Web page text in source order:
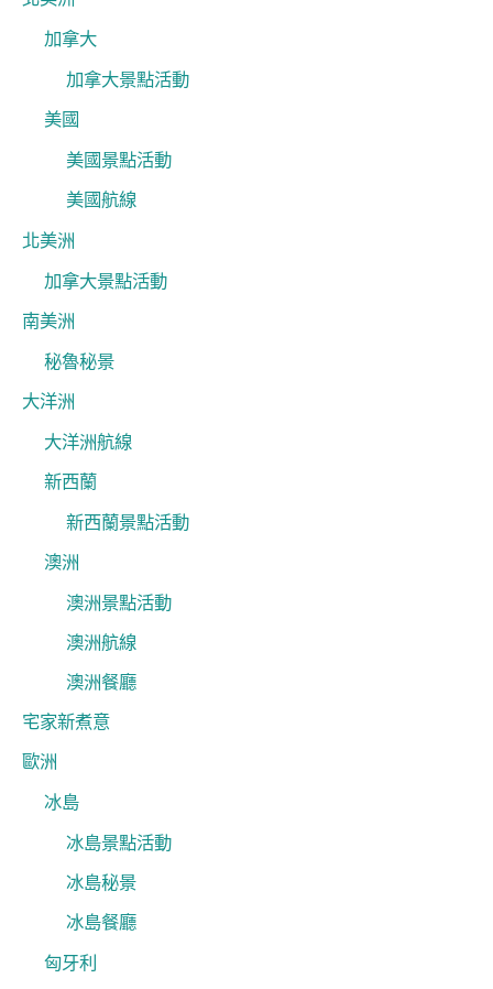
加拿大
加拿大景點活動
美國
美國景點活動
美國航線
北美洲
加拿大景點活動
南美洲
秘魯秘景
大洋洲
大洋洲航線
新西蘭
新西蘭景點活動
澳洲
澳洲景點活動
澳洲航線
澳洲餐廳
宅家新煮意
歐洲
冰島
冰島景點活動
冰島秘景
冰島餐廳
匈牙利